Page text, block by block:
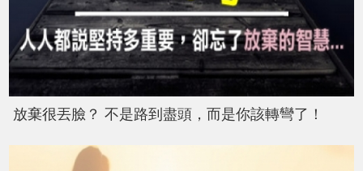
放棄很丟臉？ 不是路到盡頭，而是你該轉彎了！